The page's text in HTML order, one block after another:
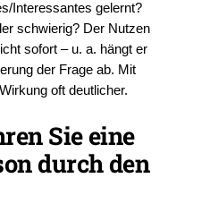
Interessantes gelernt?
schwierig? Der Nutzen
sofort – u. a. hängt er
der Frage ab. Mit
oft deutlicher.
Sie eine
durch den